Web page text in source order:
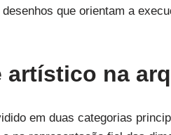
que orientam a
artístico na
em duas categorias